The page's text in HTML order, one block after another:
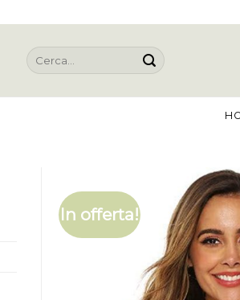
Cerca:
In offerta!